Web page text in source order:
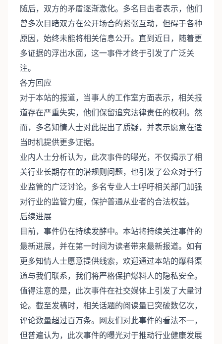
随后，双方的矛盾逐渐激化。多名目击者表示，他们
曾多次目睹双方在公开场合的紧张互动，但碍于各种
原因，始终未能将相关信息公开。直到近日，随着更
多证据的浮出水面，这一事件才终于引发了广泛关
注。
各方回应
对于本站的报道，当事人的工作室方面表示，相关报
道存在严重失实，他们保留追究法律责任的权利。然
而，多名知情人士对此提出了质疑，并表示愿意在适
当时机提供更多证据。
业内人士分析认为，此次事件的曝光，不仅揭示了相
关行业长期存在的潜规则问题，也引发了公众对于行
业监管的广泛讨论。多名专业人士呼吁相关部门加强
对行业的监管力度，保护普通从业者的合法权益。
后续进展
目前，事件仍在持续发酵中。本站将持续关注事件的
最新进展，并在第一时间为读者带来最新报道。如有
更多知情人士愿意提供线索，欢迎通过本站的爆料渠
道与我们联系，我们将严格保护爆料人的隐私安全。
值得注意的是，此次事件在社交媒体上引发了大量讨
论。截至发稿时，相关话题的阅读量已突破数亿次，
评论数量超过百万条。网友们对此事件的看法不一，
但普遍认为，此次事件的曝光对于推动行业健康发展